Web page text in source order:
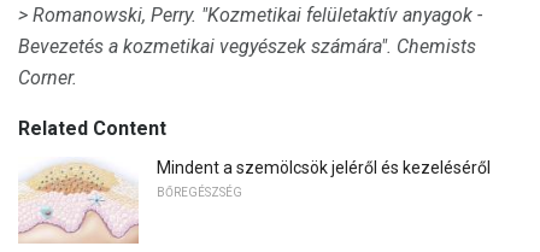
> Romanowski, Perry. "Kozmetikai felületaktív anyagok -
Bevezetés a kozmetikai vegyészek számára". Chemists
Corner.
Related Content
Mindent a szemölcsök jeléről és kezeléséről
BŐREGÉSZSÉG